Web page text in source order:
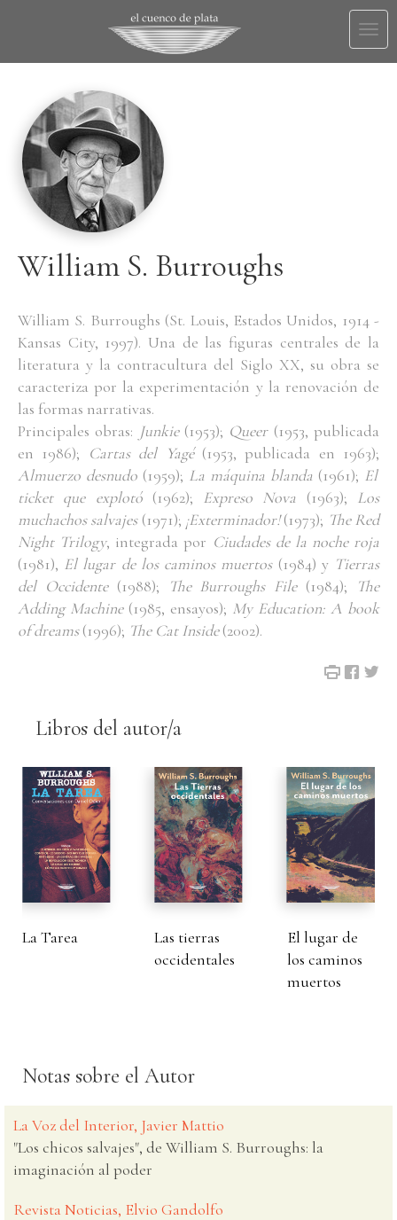
William S. Burroughs
William S. Burroughs (St. Louis, Estados Unidos, 1914 -
Kansas City, 1997). Una de las figuras centrales de la
literatura y la contracultura del Siglo XX, su obra se
caracteriza por la experimentación y la renovación de
las formas narrativas.
Principales obras: Junkie(1953); Queer (1953, publicada
en 1986); Cartas del Yagé (1953, publicada en 1963);
Almuerzo desnudo (1959); La máquina blanda (1961); El
ticket que explotó (1962); Expreso Nova (1963); Los
muchachos salvajes (1971); ¡Exterminador!(1973); The Red
Night Trilogy, integrada por Ciudades de la noche roja
(1981), El lugar de los caminos muertos (1984) y Tierras
del Occidente (1988); The Burroughs File (1984);
The
Adding Machine (1985, ensayos); My Education: A book
of dreams(1996); The Cat Inside(2002).
Libros del autor/a
La Tarea
Las tierras
occidentales
El lugar de
los caminos
muertos
Notas sobre el Autor
La Voz del Interior, Javier Mattio
"Los chicos salvajes", de William S. Burroughs: la
imaginación al poder
Revista Noticias, Elvio Gandolfo